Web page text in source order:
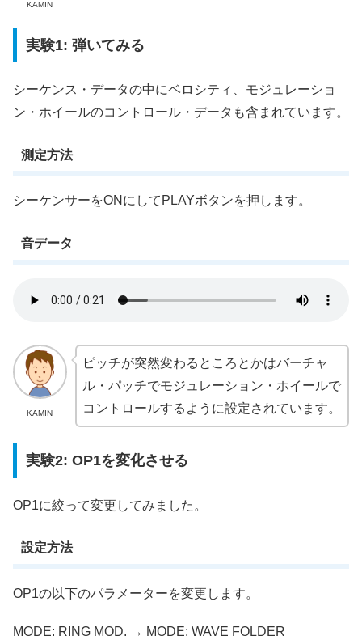
KAMIN
実験1: 弾いてみる
シーケンス・データの中にベロシティ、モジュレーショ
ン・ホイールのコントロール・データも含まれています。
測定方法
シーケンサーをONにしてPLAYボタンを押します。
音データ
KAMIN
ピッチが突然変わるところとかはバーチャ
ル・パッチでモジュレーション・ホイールで
コントロールするように設定されています。
実験2: OP1を変化させる
OP1に絞って変更してみました。
設定方法
OP1の以下のパラメーターを変更します。
MODE: RING MOD. → MODE: WAVE FOLDER